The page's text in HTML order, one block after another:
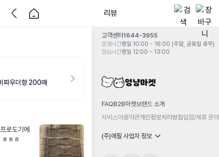
리뷰
파우더향 200매
로도기에
ㅎㅎ
고객센터1644-3955
운영시간평일 10:00 - 16:00 (주말, 공휴일 휴무)
점심시간평일 12:00 - 13:00
FAQB2B마켓 브랜드 소개
서비스이용약관개인정보처리방침입점/제휴 문의
(주)에필 사업자 정보